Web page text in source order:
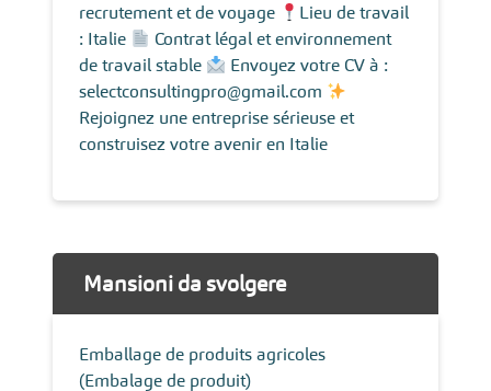
recrutement et de voyage
Lieu de travail
: Italie
Contrat légal et environnement
de travail stable
Envoyez votre CV à :
selectconsultingpro@gmail.com
Rejoignez une entreprise sérieuse et
construisez votre avenir en Italie
Mansioni da svolgere
Emballage de produits agricoles
(Embalage de produit)